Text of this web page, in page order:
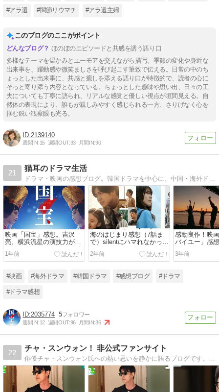
#アラ還 #関節リウマチ #アラ還主婦
このブログのここがポイント
ほのぼのエピソードと共感を誘う語り口
多様なテーマを温かみとユーモアを交えながら描写。季節の変化や身近な
出来事を、躍動感や微笑ましさを呼び起こす筆致で伝える。日常の中のち
ょっとした出来事に、共感と癒しを添える語り口が特徴的で、読者の心に
そっと寄り添う内容となっている。ちょっとした趣味や思い出、日々の工
夫についても丁寧に語られ、リアルな感覚と優しい視点が垣間見える。自
然体の表現により、誰もが親しみやすく感じられる一方、さりげなく心を
掴む鋭い観察眼も光る。
2139140
週間IN:15 週間OUT:33 月間IN:90
21
猫耳のドラマ生活
ドラマ・映画の感想ブログ。韓国ドラマを中心に、中国・海外ドラマ・映画の感想を綴っています♪
映画「国宝」感想。吉沢
亮、横浜流星の演技力が凄
い
1年前
海のはじまり感想（7話ま
で）silentにハマれなかった
人もハマる？
2年前
感動良作！映
バイユー」感
ラストは必見！
3年前
#映画 #海外ドラマ #韓国ドラマ #感想ブログ #ドラマ
#ドラマ感想
2035774 5
週間IN:12 週間OUT:96 月間IN:36
22
チャ・スンウォン！ 非公式ファンサイト
俳優チャ・スンウォン氏への熱い思いを静かに語るブログです。併設のウェブサイトにはプロフィールや出演作品紹介、写真・CMギャラリーもあります。